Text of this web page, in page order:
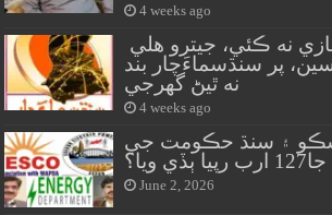
4 weeks ago
پر سنڌسماءَچار بند
نه ٿيڻ گهرجي
4 weeks ago
۽ سنڌ حڪومت جي
ويا؟
June 2, 2026